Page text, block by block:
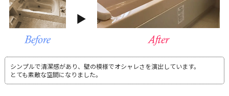
シンプルで清潔感があり、壁の模様でオシャレさを演出しています。
とても素敵な空間になりました。